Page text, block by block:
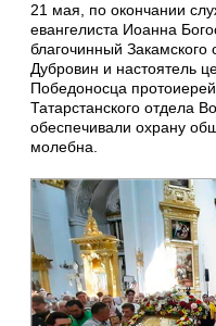
21 мая, по окончании
евангелиста Иоанна
благочинный Закамского
Дубровин и настоятель
Победоносца
Татарстанского отдела
обеспечивали охрану
молебна.